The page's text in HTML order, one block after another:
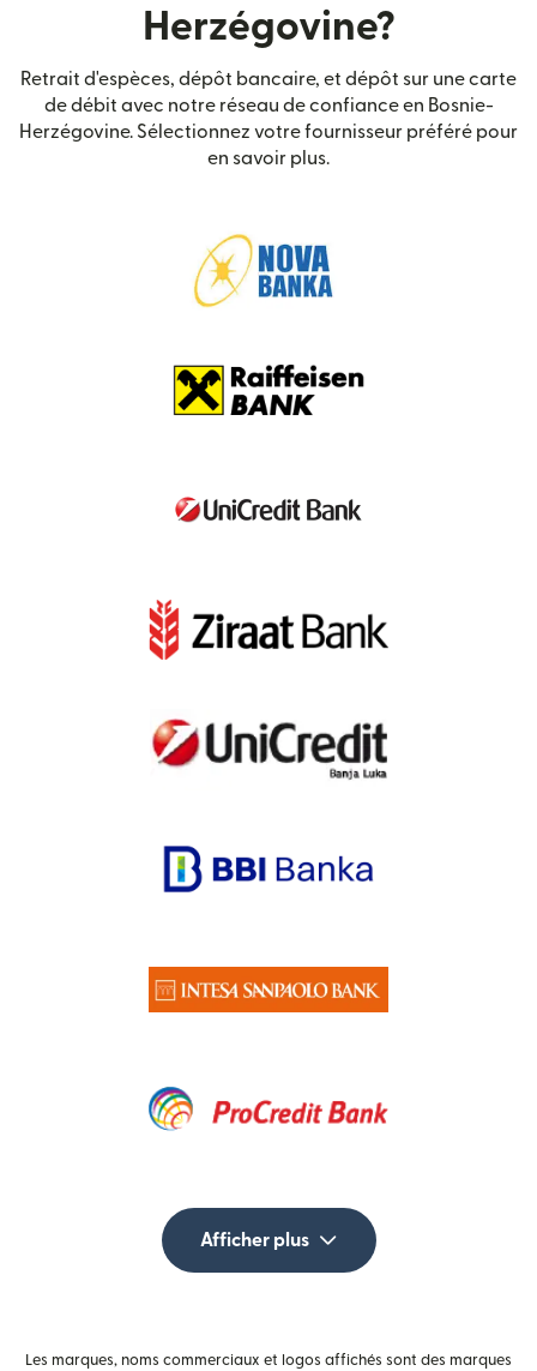
Herzégovine?
Retrait d'espèces, dépôt bancaire, et dépôt sur une carte
de débit avec notre réseau de confiance en Bosnie-
Herzégovine. Sélectionnez votre fournisseur préféré pour
en savoir plus.
Afficher plus
Les marques, noms commerciaux et logos affichés sont des marques